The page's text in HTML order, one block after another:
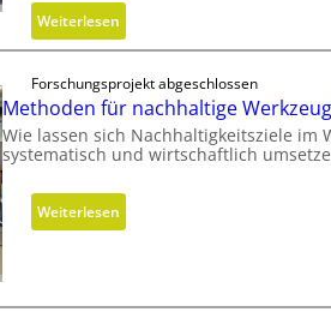
Weiterlesen:
H
d
r
a
l
i
Forschungsprojekt abgeschlossen
Methoden für nachhaltige
Wie lassen sich Nachhaltigkeitsziele im
systematisch und wirtschaftlich
Weiterlesen:
M
h